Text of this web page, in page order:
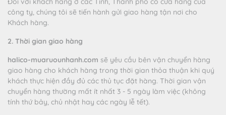
công ty, chúng tôi sẽ tiến hành gửi giao hàng tận nơi cho
Khách hàng.
2. Thời gian giao hàng
halico-muaruounhanh.com sẽ yêu cầu bên vận chuyển hàng
giao hàng cho khách hàng trong thời gian thỏa thuận khi quý
khách thực hiện đầy đủ các thủ tục đặt hàng. Thời gian vận
chuyển hàng thường mất ít nhất 3 - 5 ngày làm việc (không
tính thứ bảy, chủ nhật hay các ngày lễ tết).